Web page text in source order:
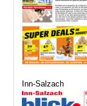
Inn-Salzach